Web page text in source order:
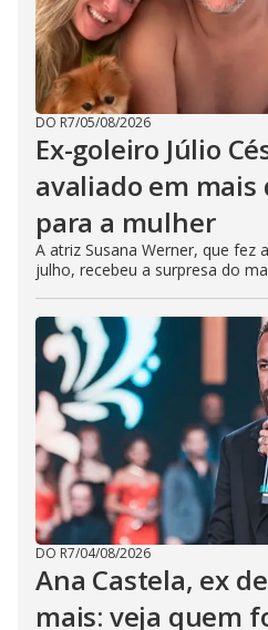
DO R7/05/08/2026
Ex-goleiro Júlio
avaliado em mais
para a mulher
A atriz Susana Werner, que fez
julho, recebeu a surpresa do
DO R7/04/08/2026
Ana Castela, ex
mais: veja quem